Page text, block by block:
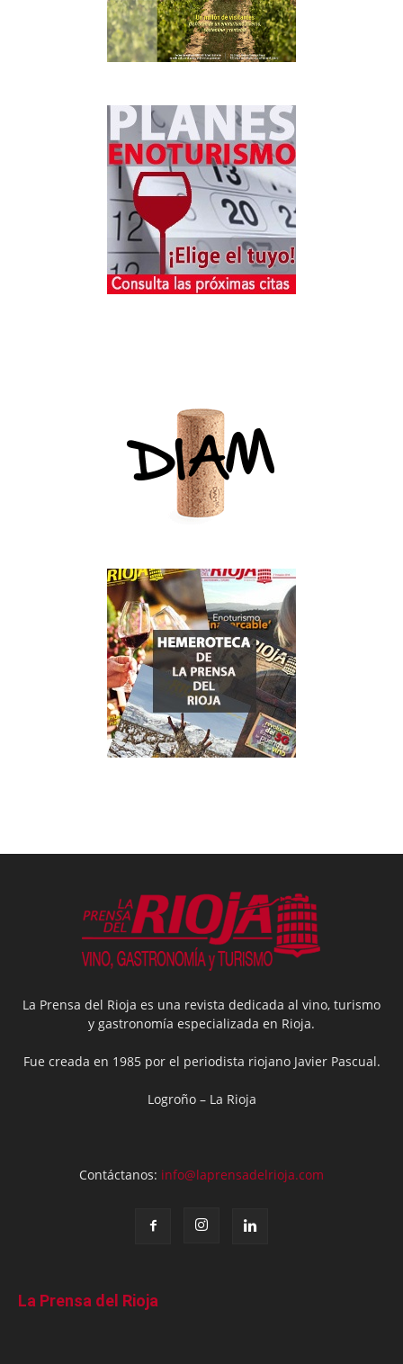
La Prensa del Rioja es una revista dedicada al vino, turismo
y gastronomía especializada en Rioja.
Fue creada en 1985 por el periodista riojano Javier Pascual.
Logroño – La Rioja
Contáctanos: info@laprensadelrioja.com
La Prensa del Rioja